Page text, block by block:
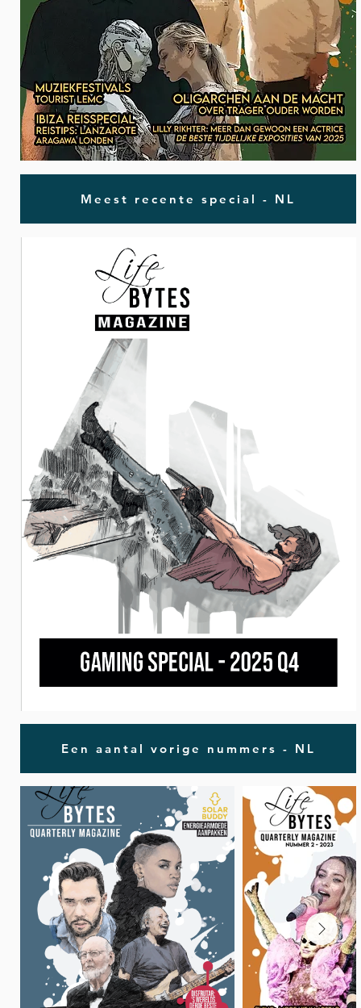
Een aantal vorige nummers - NL
Meest recente special - NL